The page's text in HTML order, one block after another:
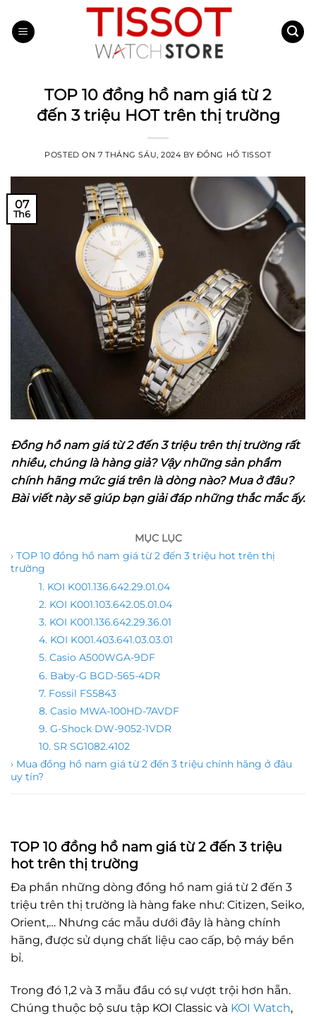
content
TOP 10 đồng hồ nam giá từ 2
đến 3 triệu HOT trên thị trường
POSTED ON 7 THÁNG SÁU, 2024 BY ĐỒNG HỒ TISSOT
07
Th6
Đồng hồ nam giá từ 2 đến 3 triệu trên thị trường rất
nhiều, chúng là hàng giả? Vậy những sản phẩm
chính hãng mức giá trên là dòng nào? Mua ở đâu?
Bài viết này sẽ giúp bạn giải đáp những thắc mắc ấy.
MỤC LỤC
› TOP 10 đồng hồ nam giá từ 2 đến 3 triệu hot trên thị
trường
1. KOI K001.136.642.29.01.04
2. KOI K001.103.642.05.01.04
3. KOI K001.136.642.29.36.01
4. KOI K001.403.641.03.03.01
5. Casio A500WGA-9DF
6. Baby-G BGD-565-4DR
7. Fossil FS5843
8. Casio MWA-100HD-7AVDF
9. G-Shock DW-9052-1VDR
10. SR SG1082.4102
› Mua đồng hồ nam giá từ 2 đến 3 triệu chính hãng ở đâu
uy tín?
TOP 10 đồng hồ nam giá từ 2 đến 3 triệu
hot trên thị trường
Đa phần những dòng đồng hồ nam giá từ 2 đến 3
triệu trên thị trường là hàng fake như: Citizen, Seiko,
Orient,… Nhưng các mẫu dưới đây là hàng chính
hãng, được sử dụng chất liệu cao cấp, bộ máy bền
bỉ.
Trong đó 1,2 và 3 mẫu đầu có sự vượt trội hơn hẵn.
Chúng thuộc bộ sưu tập KOI Classic và KOI Watch,